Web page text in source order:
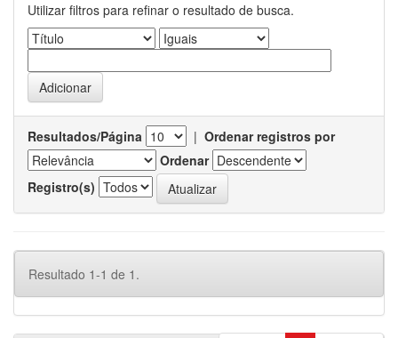
Utilizar filtros para refinar o resultado de busca.
Resultados/Página | Ordenar registros por
Ordenar
Registro(s)
Resultado 1-1 de 1.